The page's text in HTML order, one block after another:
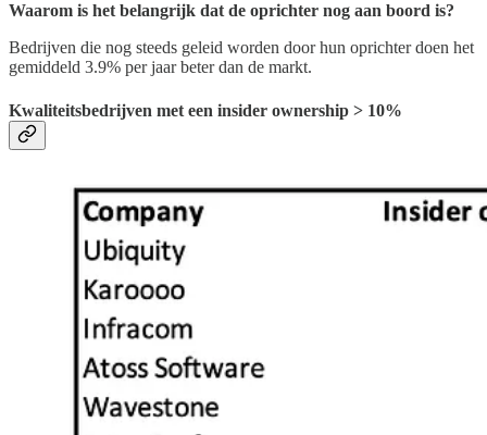
Waarom is het belangrijk dat de oprichter nog aan boord is?
Bedrijven die nog steeds geleid worden door hun oprichter doen het
gemiddeld 3.9% per jaar beter dan de markt.
Kwaliteitsbedrijven met een insider ownership > 10%